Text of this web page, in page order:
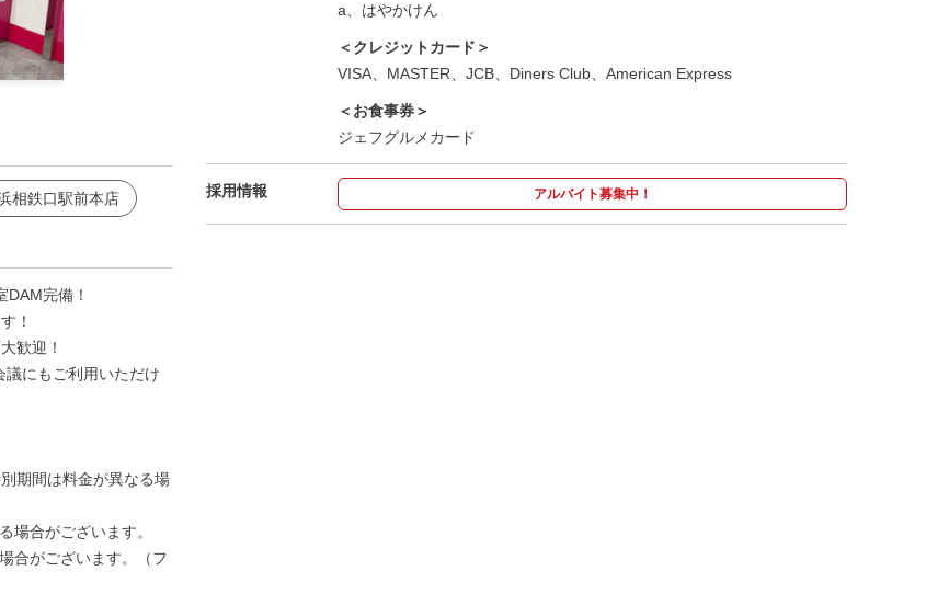
横浜相鉄口駅前2号店 デュアルプロジェクタールーム
相鉄口駅前本店
完備！
！
歓迎！
にもご利用いただけ
期間は料金が異なる場
場合がございます。
合がございます。（フ
a、はやかけん
＜クレジットカード＞
VISA、MASTER、JCB、Diners Club、American Express
＜お食事券＞
ジェフグルメカード
採用情報 アルバイト募集中！